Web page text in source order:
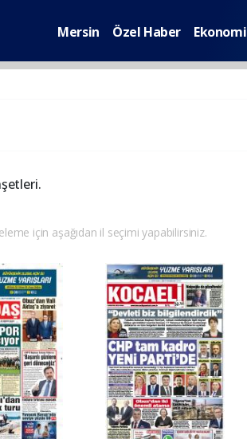
Mersin Özel Haber Ekonomi
için aşağıdan il seçimi yapabilirsiniz.